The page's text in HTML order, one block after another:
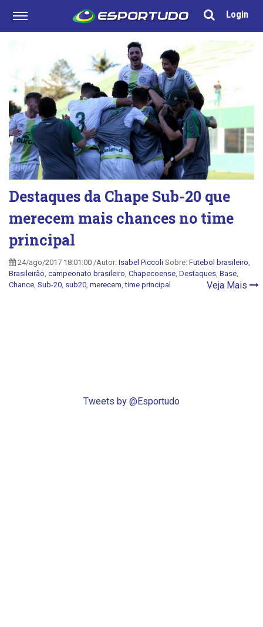
Login
Destaques da Chape Sub-20 que
merecem mais chances no time
principal
24/ago/2017 18:01:00 /Autor: Isabel Piccoli Sobre: Futebol brasileiro
Brasileirão campeonato brasileiro Chapecoense Destaques Base
Chance Sub-20 sub20 merecem ,time principal Veja Mais
Tweets by @Esportudo